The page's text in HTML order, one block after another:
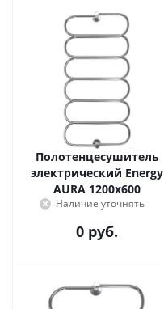
Полотенцесушитель
электрический Energy
AURA 1200x600
Наличие уточнять
0 руб.